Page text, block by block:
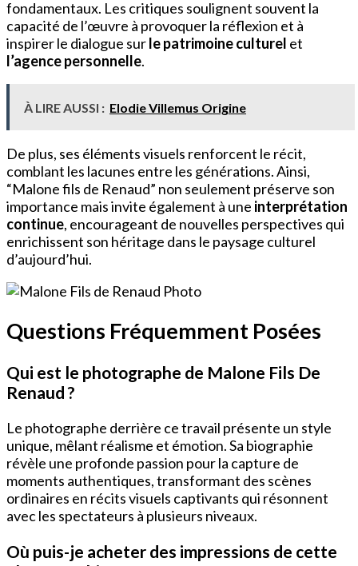
fondamentaux. Les critiques soulignent souvent la
capacité de l’œuvre à provoquer la réflexion et à
inspirer le dialogue surle patrimoine culturel et
l’agence personnelle.
À LIRE AUSSI : Elodie Villemus Origine
De plus, ses éléments visuels renforcent le récit,
comblant les lacunes entre les générations. Ainsi,
“Malone fils de Renaud” non seulement préserve son
importance mais invite également à une interprétation
continue, encourageant de nouvelles perspectives qui
enrichissent son héritage dans le paysage culturel
d’aujourd’hui.
Questions Fréquemment Posées
Qui est le photographe de Malone Fils De
Renaud ?
Le photographe derrière ce travail présente un style
unique, mêlant réalisme et émotion. Sa biographie
révèle une profonde passion pour la capture de
moments authentiques, transformant des scènes
ordinaires en récits visuels captivants qui résonnent
avec les spectateurs à plusieurs niveaux.
Où puis-je acheter des impressions de cette